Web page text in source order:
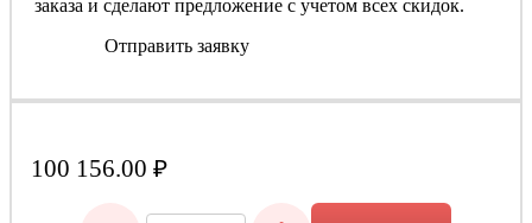
заказа и сделают предложение с учетом всех скидок.
Отправить заявку
100 156.00 ₽